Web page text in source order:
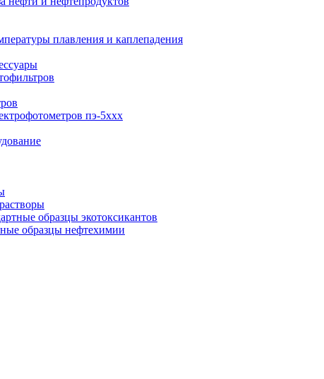
плавления и каплепадения
пэ-5ххх
образцы экотоксикантов
образцы нефтехимии